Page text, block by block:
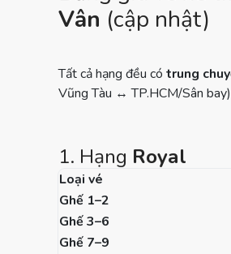
Vân (cập nhật)
Tất cả hạng đều có trung
Vũng Tàu ↔ TP.HCM/Sân
1. Hạng Royal
Loại vé
Ghế 1–2
Ghế 3–6
Ghế 7–9